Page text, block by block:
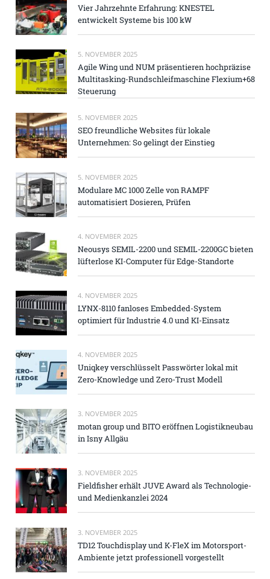
Vier Jahrzehnte Erfahrung: KNESTEL
entwickelt Systeme bis 100 kW
5. NOVEMBER 2025
Agile Wing und NUM präsentieren hochpräzise
Multitasking-Rundschleifmaschine Flexium+68
Steuerung
5. NOVEMBER 2025
SEO freundliche Websites für lokale
Unternehmen: So gelingt der Einstieg
5. NOVEMBER 2025
Modulare MC 1000 Zelle von RAMPF
automatisiert Dosieren, Prüfen
4. NOVEMBER 2025
Neousys SEMIL-2200 und SEMIL-2200GC bieten
lüfterlose KI-Computer für Edge-Standorte
4. NOVEMBER 2025
LYNX-8110 fanloses Embedded-System
optimiert für Industrie 4.0 und KI-Einsatz
4. NOVEMBER 2025
Uniqkey verschlüsselt Passwörter lokal mit
Zero-Knowledge und Zero-Trust Modell
3. NOVEMBER 2025
motan group und BITO eröffnen Logistikneubau
in Isny Allgäu
3. NOVEMBER 2025
Fieldfisher erhält JUVE Award als Technologie-
und Medienkanzlei 2024
3. NOVEMBER 2025
TD12 Touchdisplay und K-FleX im Motorsport-
Ambiente jetzt professionell vorgestellt